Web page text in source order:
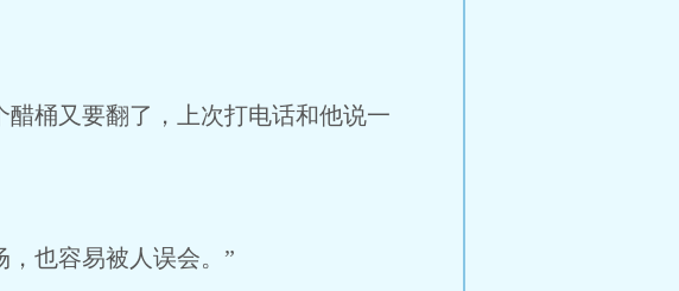
桶又要翻了，上次打电话和他说一
也容易被人误会。”